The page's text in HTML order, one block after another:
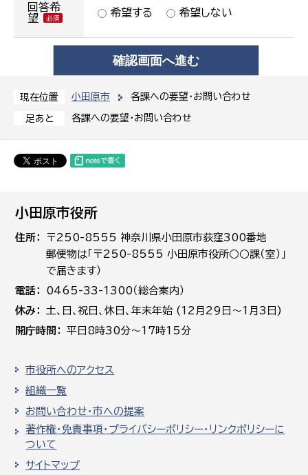
現在位置 小田原市 各課への要望・お問い合わせ
足あと 各課への要望・お問い合わせ
回答希
望
希望する 希望しない
小田原市役所
住所
〒250-8555 神奈川県小田原市荻窪300番地
郵便物は「〒250-8555 小田原市役所○○課（室）」
で届きます）
電話
0465-33-1300（総合案内）
休み
土､日､祝日、休日、年末年始 (12月29日～1月3日)
開庁時間
平日8時30分～17時15分
市役所へのアクセス
組織一覧
お問い合わせ・市への提案
著作権・免責事項・プライバシーポリシー・リンクポリシーに
ついて
サイトマップ